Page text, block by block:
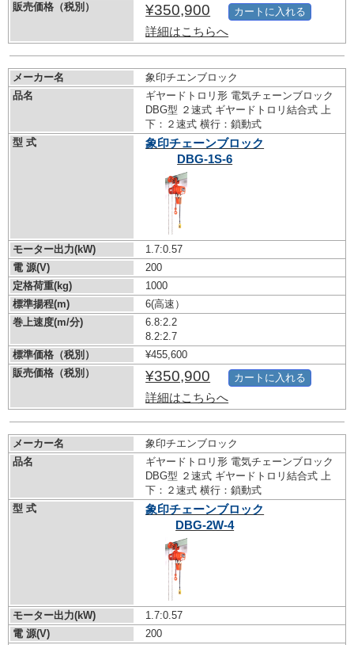
販売価格（税別）
¥350,900
詳細はこちらへ
カートに入れる
メーカー名
象印チエンブロック
品名
ギヤードトロリ形 電気チェーンブロック
DBG型 ２速式 ギヤードトロリ結合式 上
下：２速式 横行：鎖動式
型 式
象印チェーンブロック
DBG-1S-6
モーター出力(kW)
1.7:0.57
電 源(V)
200
定格荷重(kg)
1000
標準揚程(m)
6(高速）
巻上速度(m/分)
6.8:2.2
8.2:2.7
標準価格（税別）
¥455,600
販売価格（税別）
¥350,900
詳細はこちらへ
カートに入れる
メーカー名
象印チエンブロック
品名
ギヤードトロリ形 電気チェーンブロック
DBG型 ２速式 ギヤードトロリ結合式 上
下：２速式 横行：鎖動式
型 式
象印チェーンブロック
DBG-2W-4
モーター出力(kW)
1.7:0.57
電 源(V)
200